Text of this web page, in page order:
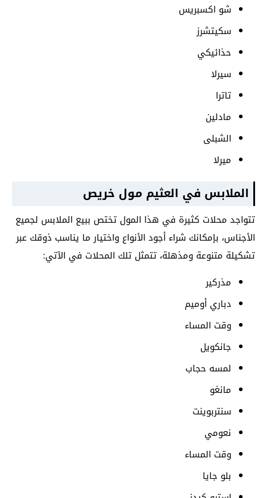
شو اكسبريس
سكيتشرز
حذائيكي
سيرلا
تاترا
مادلين
الشبلى
ميرلا
الملابس في العثيم مول خريص
تتواجد محلات كثيرة في هذا المول تختص ببيع الملابس لجميع
الأجناس، بإمكانك شراء أجود الأنواع واختيار ما يناسب ذوقك عبر
تشكيلة متنوعة ومذهلة، تتمثل تلك المحلات في الآتي:
مذركير
دباري أوميم
وقت المساء
جانكويل
لمسه حجاب
مانغو
سنتربوينت
نعومي
وقت المساء
بلو جايا